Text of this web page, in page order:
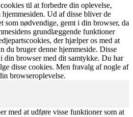
til at forbedre din oplevelse,
Ud af disse bliver de
som nødvendige, gemt i din browser, da
grundlæggende funktioner
der hjælper os med at
du bruger denne hjemmeside. Disse
din browser med dit samtykke. Du har
disse cookies. Men fravalg af nogle af
browseroplevelse.
med at udføre visse funktioner som at